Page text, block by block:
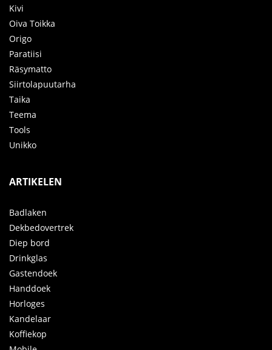
Kivi
Oiva Toikka
Origo
Paratiisi
Räsymatto
Siirtolapuutarha
Taika
Teema
Tools
Unikko
ARTIKELEN
Badlaken
Dekbedovertrek
Diep bord
Drinkglas
Gastendoek
Handdoek
Horloges
Kandelaar
Koffiekop